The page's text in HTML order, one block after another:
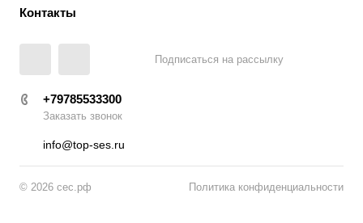
Контакты
Подписаться на рассылку
+79785533300
Заказать звонок
info@top-ses.ru
© 2026 сес.рф Политика конфиденциальности